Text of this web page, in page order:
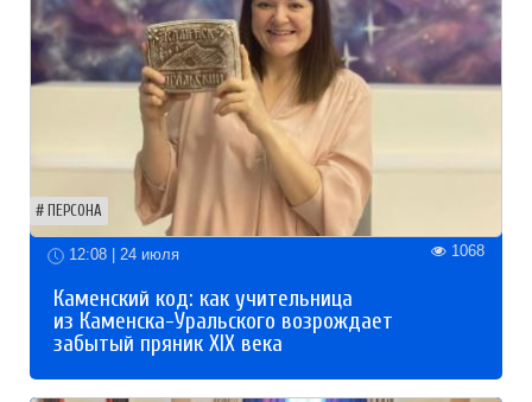
ПЕРСОНА
12:08 | 24 июля 1068
Каменский код: как учительница
из Каменска-Уральского возрождает
забытый пряник XIX века